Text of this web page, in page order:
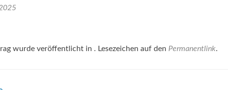
wurde veröffentlicht in . Lesezeichen auf den Permanentlink.